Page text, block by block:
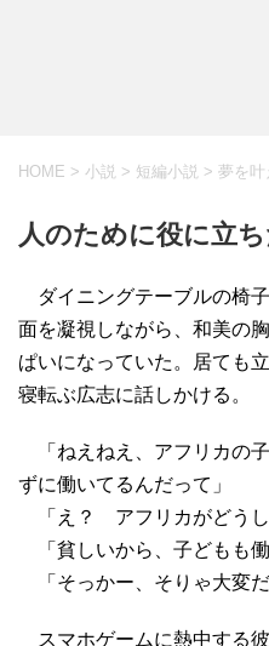
HOME > 小説 > 短編小説 > 夢を叶
人のために役に立
ダイニングテーブルの椅
面を凝視しながら、和美の
ぱいになっていた。居ても
寝転ぶ広志に話しかける。
「ねえねえ、アフリカの
ずに働いてるんだって」
「え？ アフリカがどうし
「貧しいから、子どもも
「そっかー、そりゃ大変だ
スマホゲームに熱中する